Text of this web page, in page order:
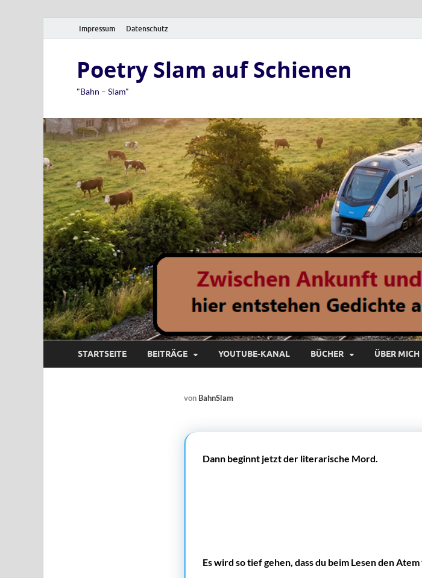
Impressum Datenschutz
Poetry Slam auf Schienen
"Bahn – Slam"
STARTSEITE BEITRÄGE YOUTUBE-KANAL BÜCHER ÜBER MICH
von BahnSlam
Dann beginnt jetzt der literarische Mord.
Es wird so tief gehen, dass du beim Lesen den